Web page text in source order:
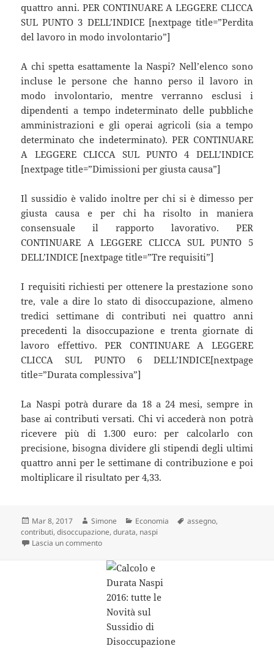
quattro anni. PER CONTINUARE A LEGGERE CLICCA
SUL PUNTO 3 DELL’INDICE [nextpage title=”Perdita
del lavoro in modo involontario”]
A chi spetta esattamente la Naspi? Nell’elenco sono
incluse le persone che hanno perso il lavoro in
modo involontario, mentre verranno esclusi i
dipendenti a tempo indeterminato delle pubbliche
amministrazioni e gli operai agricoli (sia a tempo
determinato che indeterminato). PER CONTINUARE
A LEGGERE CLICCA SUL PUNTO 4 DELL’INDICE
[nextpage title=”Dimissioni per giusta causa”]
Il sussidio è valido inoltre per chi si è dimesso per
giusta causa e per chi ha risolto in maniera
consensuale il rapporto lavorativo. PER
CONTINUARE A LEGGERE CLICCA SUL PUNTO 5
DELL’INDICE [nextpage title=”Tre requisiti”]
I requisiti richiesti per ottenere la prestazione sono
tre, vale a dire lo stato di disoccupazione, almeno
tredici settimane di contributi nei quattro anni
precedenti la disoccupazione e trenta giornate di
lavoro effettivo. PER CONTINUARE A LEGGERE
CLICCA SUL PUNTO 6 DELL’INDICE[nextpage
title=”Durata complessiva”]
La Naspi potrà durare da 18 a 24 mesi, sempre in
base ai contributi versati. Chi vi accederà non potrà
ricevere più di 1.300 euro: per calcolarlo con
precisione, bisogna dividere gli stipendi degli ultimi
quattro anni per le settimane di contribuzione e poi
moltiplicare il risultato per 4,33.
Scritto
il
Mar 8, 2017 Autore
Simone Categorie
Economia Tag
assegno,
contributi,disoccupazione,durata, naspi
Lascia un commentosu Assegno di disoccupazione. “Leggete bene,